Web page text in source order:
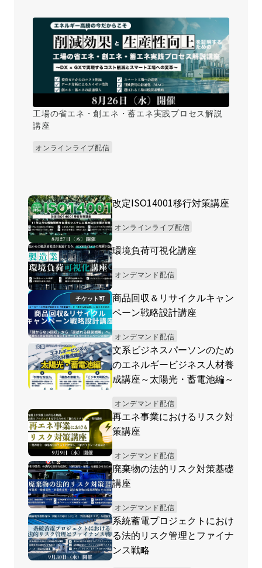
工場の省エネ・創エネ・蓄エネ実践プロセス解説
講座
オンラインライブ配信
改定ISO14001移行対策講座
オンラインライブ配信
環境負荷可視化講座
オンデマンド配信
チケット可
商品回収＆リサイクルキャン
ペーン戦略設計講座
オンデマンド配信
文系ビジネスパーソンのため
のエネルギービジネス人材養
成講座～太陽光・蓄電池編～
オンデマンド配信
再エネ事業におけるリスク対
策講座
オンデマンド配信
廃棄物の法的リスク対策基礎
講座
オンデマンド配信
系統蓄電プロジェクトにおけ
る法的リスク管理とファイナ
ンス戦略